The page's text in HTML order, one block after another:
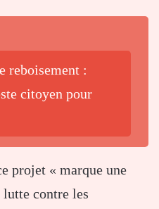
reboisement :
citoyen pour
projet « marque une
lutte contre les